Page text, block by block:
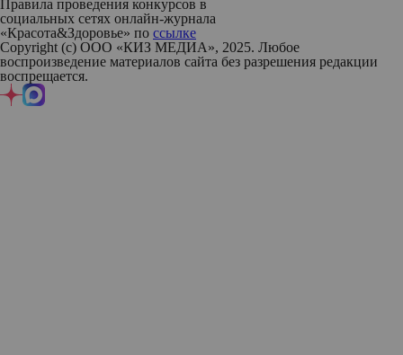
Правила проведения конкурсов в
социальных сетях онлайн-журнала
«Красота&Здоровье» по ссылке
Copyright (с) ООО «КИЗ МЕДИА», 2025. Любое
воспроизведение материалов сайта без разрешения редакции
воспрещается.